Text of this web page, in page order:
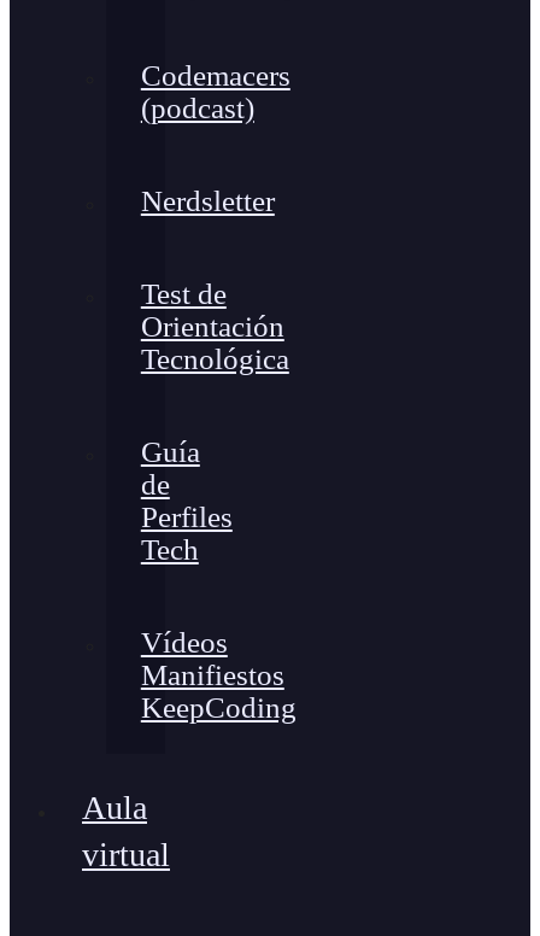
Codemacers
(podcast)
Nerdsletter
Test de
Orientación
Tecnológica
Guía
de
Perfiles
Tech
Vídeos
Manifiestos
KeepCoding
Aula
virtual